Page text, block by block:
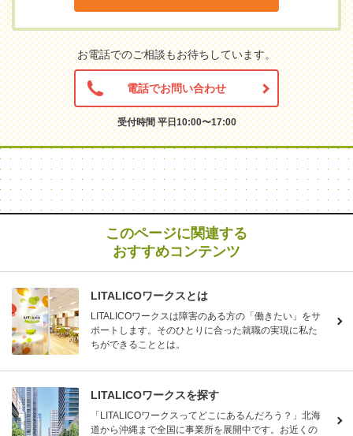
お電話でのご相談もお待ちしています。
電話でお問い合わせ
受付時間 平日10:00〜17:00
このページに関連する
おすすめコンテンツ
LITALICOワークスとは
LITALICOワークスは障害のある方の「働きたい」をサ
ポートします。そのひとりに合った就職の実現に私た
ちができることとは。
LITALICOワークスを探す
「LITALICOワークスってどこにあるんだろう？」北海
道から沖縄まで全国に事業所を展開中です。お近くの